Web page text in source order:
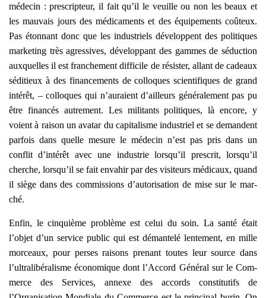
méde­cin : pres­crip­teur, il fait qu’il le veuille ou non les beaux et
les mau­vais jours des médi­ca­ments et des équi­pe­ments coû­teux.
Pas éton­nant donc que les indus­triels déve­loppent des poli­tiques
mar­ke­ting très agres­sives, déve­lop­pant des gammes de séduc­tion
aux­quelles il est fran­che­ment dif­fi­cile de résis­ter, allant de cadeaux
sédi­tieux à des finan­ce­ments de col­loques scien­ti­fiques de grand
inté­rêt, – col­loques qui n’auraient d’ailleurs géné­ra­le­ment pas pu
être finan­cés autre­ment. Les mili­tants poli­tiques, là encore, y
voient à rai­son un ava­tar du capi­ta­lisme indus­triel et se demandent
par­fois dans quelle mesure le méde­cin n’est pas pris dans un
conflit d’intérêt avec une indus­trie lorsqu’il pres­crit, lorsqu’il
cherche, lorsqu’il se fait enva­hir par des visi­teurs médi­caux, quand
il siège dans des com­mis­sions d’autorisation de mise sur le mar­
ché.
Enfin, le cin­quième pro­blème est celui du soin. La san­té était
l’objet d’un ser­vice public qui est déman­te­lé len­te­ment, en mille
mor­ceaux, pour perses rai­sons pre­nant toutes leur source dans
l’ultralibéralisme éco­no­mique dont l’Accord Géné­ral sur le Com­
merce des Ser­vices, annexe des accords consti­tu­tifs de